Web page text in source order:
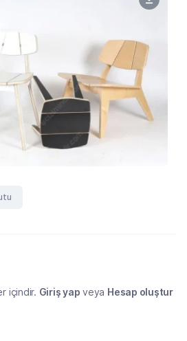
içindir. Giriş yap veya Hesap oluştur